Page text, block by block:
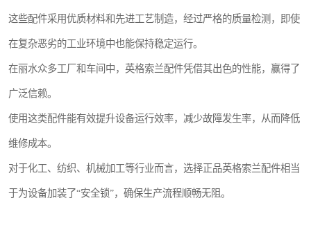
这些配件采用优质材料和先进工艺制造，经过严格的质量检测，即使
在复杂恶劣的工业环境中也能保持稳定运行。
在丽水众多工厂和车间中，英格索兰配件凭借其出色的性能，赢得了
广泛信赖。
使用这类配件能有效提升设备运行效率，减少故障发生率，从而降低
维修成本。
对于化工、纺织、机械加工等行业而言，选择正品英格索兰配件相当
于为设备加装了“安全锁”，确保生产流程顺畅无阻。